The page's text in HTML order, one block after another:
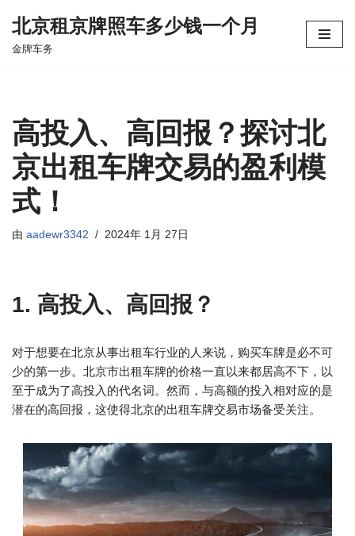
跳
北京租京牌照车多少钱一个月
金牌车务
高投入、高回报？探讨北
京出租车牌交易的盈利模
式！
由 aadewr3342 2024年 1月 27日
1. 高投入、高回报？
对于想要在北京从事出租车行业的人来说，购买车牌是必不可
少的第一步。北京市出租车牌的价格一直以来都居高不下，以
至于成为了高投入的代名词。然而，与高额的投入相对应的是
潜在的高回报，这使得北京的出租车牌交易市场备受关注。